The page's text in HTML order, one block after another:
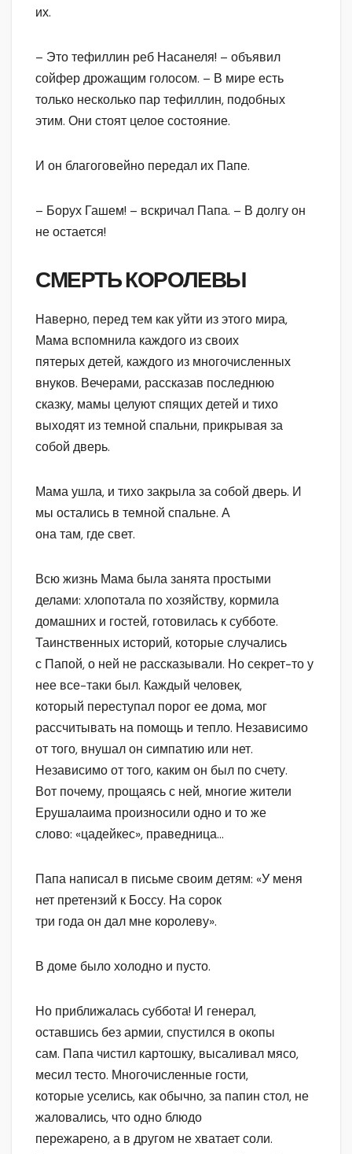
их.
– Это тефиллин реб Насанеля! – объявил
сойфер дрожащим голосом. – В мире есть
только несколько пар тефиллин, подобных
этим. Они стоят целое состояние.
И он благоговейно передал их Папе.
– Борух Гашем! – вскричал Папа. – В долгу он
не остается!
СМЕРТЬ КОРОЛЕВЫ
Наверно, перед тем как уйти из этого мира,
Мама вспомнила каждого из своих
пятерых детей, каждого из многочисленных
внуков. Вечерами, рассказав последнюю
сказку, мамы целуют спящих детей и тихо
выходят из темной спальни, прикрывая за
собой дверь.
Мама ушла, и тихо закрыла за собой дверь. И
мы остались в темной спальне. А
она там, где свет.
Всю жизнь Мама была занята простыми
делами: хлопотала по хозяйству, кормила
домашних и гостей, готовилась к субботе.
Таинственных историй, которые случались
с Папой, о ней не рассказывали. Но секрет-то у
нее все-таки был. Каждый человек,
который переступал порог ее дома, мог
рассчитывать на помощь и тепло. Независимо
от того, внушал он симпатию или нет.
Независимо от того, каким он был по счету.
Вот почему, прощаясь с ней, многие жители
Ерушалаима произносили одно и то же
слово: «цадейкес», праведница…
Папа написал в письме своим детям: «У меня
нет претензий к Боссу. На сорок
три года он дал мне королеву».
В доме было холодно и пусто.
Но приближалась суббота! И генерал,
оставшись без армии, спустился в окопы
сам. Папа чистил картошку, высаливал мясо,
месил тесто. Многочисленные гости,
которые уселись, как обычно, за папин стол, не
жаловались, что одно блюдо
пережарено, а в другом не хватает соли.